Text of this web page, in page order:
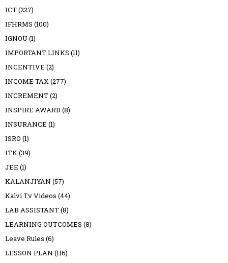
ICT(227)
IFHRMS (100)
IGNOU (1)
IMPORTANT LINKS (11)
INCENTIVE (2)
INCOME TAX(277)
INCREMENT(2)
INSPIRE AWARD (8)
INSURANCE (1)
ISRO (1)
ITK(39)
JEE (1)
KALANJIYAN (57)
Kalvi Tv Videos (44)
LAB ASSISTANT(8)
LEARNING OUTCOMES (8)
Leave Rules (6)
LESSON PLAN (116)